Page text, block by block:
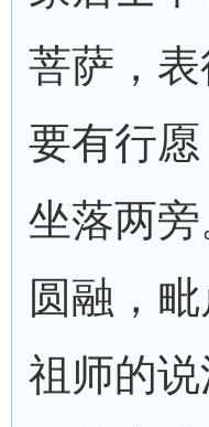
菩萨，
要有行
坐落两
圆融，
祖师的